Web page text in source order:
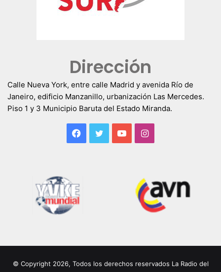
Dirección
Calle Nueva York, entre calle Madrid y avenida Río de
Janeiro, edificio Manzanillo, urbanización Las Mercedes.
Piso 1 y 3 Municipio Baruta del Estado Miranda.
Facebook
TwitterYouTubeInstagram
© Copyright 2026, Todos los derechos reservados La Radio del